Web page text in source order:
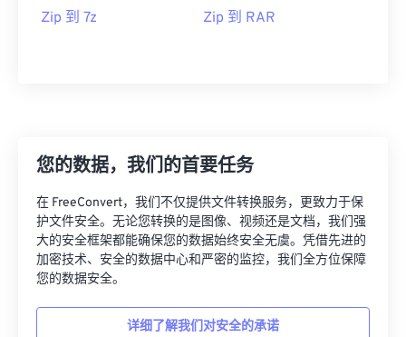
Zip 到 7z Zip 到 RAR
您的数据，我们的首要任务
在 FreeConvert，我们不仅提供文件转换服务，更致力于保
护文件安全。无论您转换的是图像、视频还是文档，我们强
大的安全框架都能确保您的数据始终安全无虞。凭借先进的
加密技术、安全的数据中心和严密的监控，我们全方位保障
您的数据安全。
详细了解我们对安全的承诺